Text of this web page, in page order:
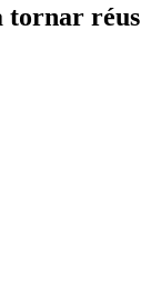
tornar réus